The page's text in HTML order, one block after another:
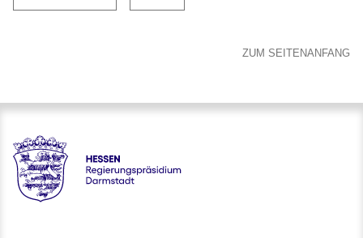
ZUM SEITENANFANG
Hessen - Regierungspräsidium Darmstadt